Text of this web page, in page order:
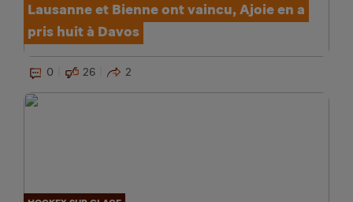
Lausanne et Bienne ont vaincu, Ajoie en a
pris huit à Davos
0 26 2